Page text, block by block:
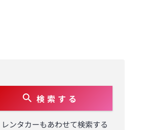
検 索 す る
レンタカーもあわせて検索する